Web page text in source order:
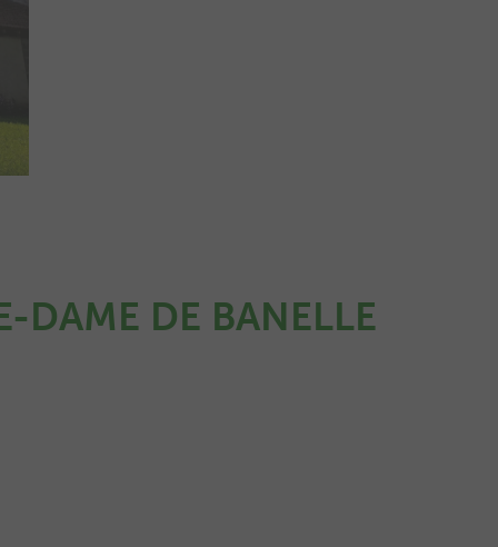
DAME DE BANELLE